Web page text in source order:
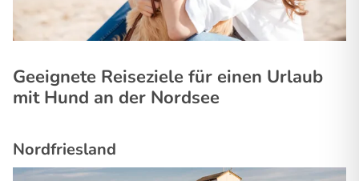
Geeignete Reiseziele für einen Urlaub
mit Hund an der Nordsee
Nordfriesland